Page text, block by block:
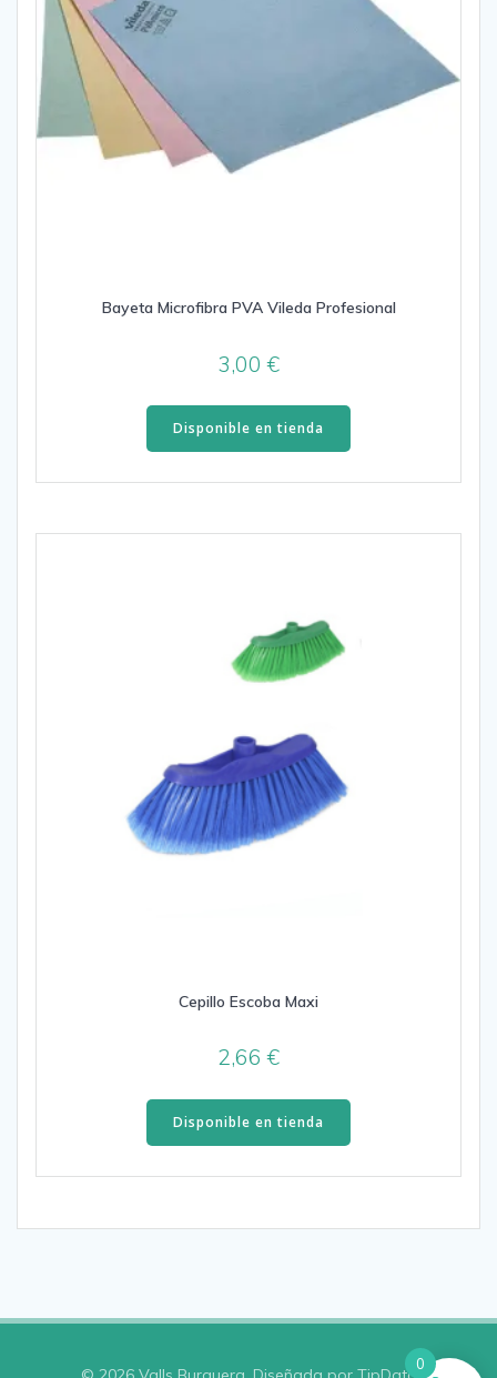
Bayeta Microfibra PVA Vileda Profesional
3,00€
Disponible en tienda
Cepillo Escoba Maxi
2,66€
Disponible en tienda
0